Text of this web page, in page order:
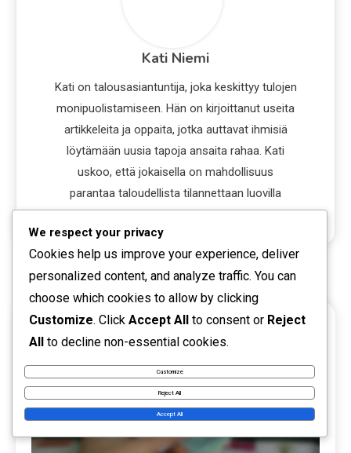
Kati Niemi
Kati on talousasiantuntija, joka keskittyy tulojen
monipuolistamiseen. Hän on kirjoittanut useita
artikkeleita ja oppaita, jotka auttavat ihmisiä
löytämään uusia tapoja ansaita rahaa. Kati
uskoo, että jokaisella on mahdollisuus
parantaa taloudellista tilannettaan luovilla
ratkaisuilla.
RELATED POSTS
16 MINS READ
We respect your privacy
Cookies help us improve your experience, deliver
personalized content, and analyze traffic. You can
choose which cookies to allow by clicking
Customize. Click Accept All to consent or Reject
All to decline non-essential cookies.
Customize
Reject All
Accept All